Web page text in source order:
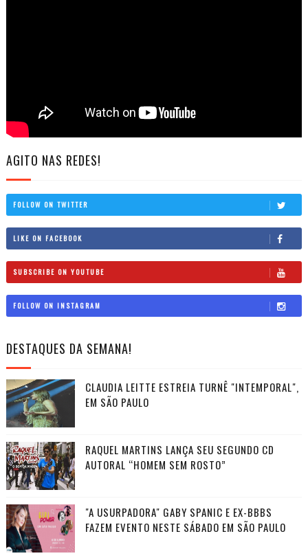
AGITO NAS REDES!
FOLLOW ON TWITTER
LIKE ON FACEBOOK
SUBSCRIBE ON YOUTUBE
FOLLOW ON INSTAGRAM
DESTAQUES DA SEMANA!
CLAUDIA LEITTE ESTREIA TURNÊ "INTEMPORAL",
EM SÃO PAULO
RAQUEL MARTINS LANÇA SEU SEGUNDO CD
AUTORAL “HOMEM SEM ROSTO”
"A USURPADORA" GABY SPANIC E EX-BBBS
FAZEM EVENTO NESTE SÁBADO EM SÃO PAULO